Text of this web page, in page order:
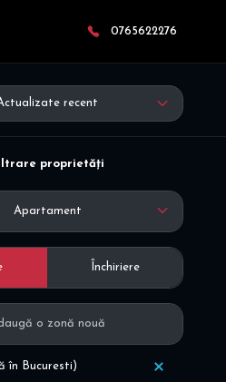
0765622276
recent
proprietăți
Apartament
Închiriere
în Bucuresti)